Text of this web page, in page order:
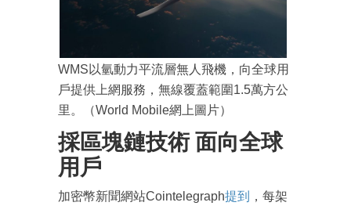
WMS以氫動力平流層無人飛機，向全球用
戶提供上網服務，無線覆蓋範圍1.5萬方公
里。（World Mobile網上圖片）
採區塊鏈技術 面向全球
用戶
加密幣新聞網站Cointelegraph提到
，每架